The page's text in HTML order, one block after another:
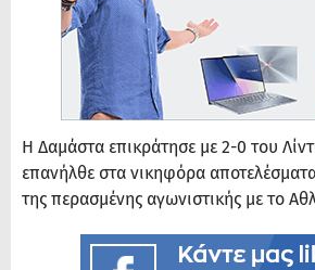
Η Δαμάστα επικράτησε με 2-0 του
επανήλθε στα νικηφόρα
της περασμένης αγωνιστικής με το